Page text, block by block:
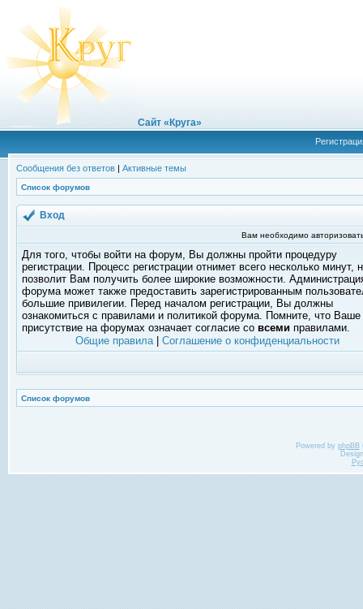
Сайт «Круга»
Сообщения без ответов | Активные темы
Список форумов
Вход
Вам необходимо
Для того, чтобы войти на форум, Вы должны пройти процедуру
регистрации. Процесс регистрации отнимет всего несколько минут,
позволит Вам получить более широкие возможности.
форума может также предоставить зарегистрированным
большие привилегии. Перед началом регистрации, Вы должны
ознакомиться с правилами и политикой форума. Помните, что Ваше
присутствие на форумах означает согласие со всеми правилами.
Общие правила| Соглашение о конфиденциальности
Список форумов
Powered by phpBB